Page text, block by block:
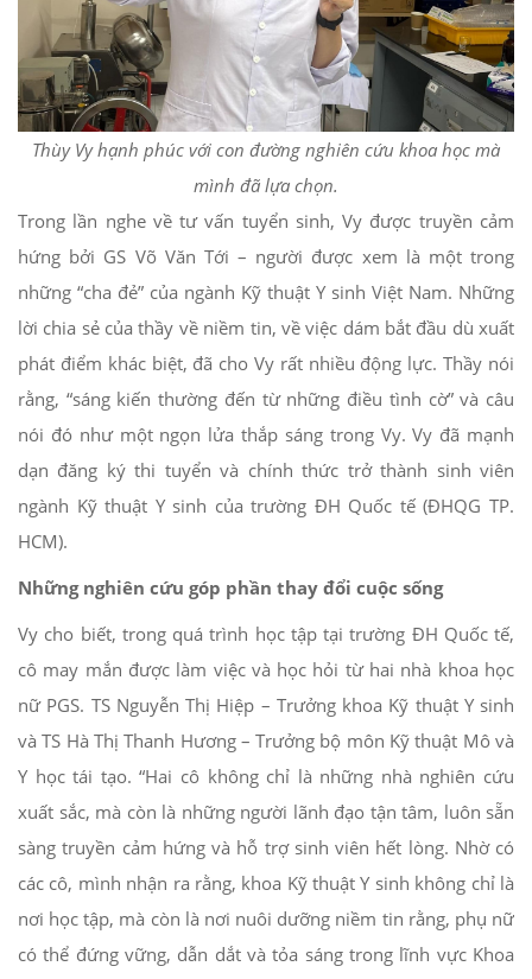
Thùy Vy hạnh phúc với con đường nghiên cứu khoa học mà
mình đã lựa chọn.
Trong lần nghe về tư vấn tuyển sinh, Vy được truyền cảm
hứng bởi GS Võ Văn Tới – người được xem là một trong
những “cha đẻ” của ngành Kỹ thuật Y sinh Việt Nam. Những
lời chia sẻ của thầy về niềm tin, về việc dám bắt đầu dù xuất
phát điểm khác biệt, đã cho Vy rất nhiều động lực. Thầy nói
rằng, “sáng kiến thường đến từ những điều tình cờ” và câu
nói đó như một ngọn lửa thắp sáng trong Vy. Vy đã mạnh
dạn đăng ký thi tuyển và chính thức trở thành sinh viên
ngành Kỹ thuật Y sinh của trường ĐH Quốc tế (ĐHQG TP.
HCM).
Những nghiên cứu góp phần thay đổi cuộc sống
Vy cho biết, trong quá trình học tập tại trường ĐH Quốc tế,
cô may mắn được làm việc và học hỏi từ hai nhà khoa học
nữ PGS. TS Nguyễn Thị Hiệp – Trưởng khoa Kỹ thuật Y sinh
và TS Hà Thị Thanh Hương – Trưởng bộ môn Kỹ thuật Mô và
Y học tái tạo. “Hai cô không chỉ là những nhà nghiên cứu
xuất sắc, mà còn là những người lãnh đạo tận tâm, luôn sẵn
sàng truyền cảm hứng và hỗ trợ sinh viên hết lòng. Nhờ có
các cô, mình nhận ra rằng, khoa Kỹ thuật Y sinh không chỉ là
nơi học tập, mà còn là nơi nuôi dưỡng niềm tin rằng, phụ nữ
có thể đứng vững, dẫn dắt và tỏa sáng trong lĩnh vực Khoa